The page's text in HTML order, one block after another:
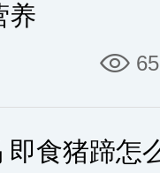
养
即食猪蹄怎